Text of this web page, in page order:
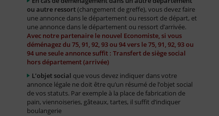
ou autre ressort(changement de greffe), vous devez faire
une annonce dans le département ou ressort de départ, et
une annonce dans le département ou ressort d’arrivée.
Avec notre partenaire le nouvel Economiste, si vous
déménagez du 75, 91, 92, 93 ou 94 vers le 75, 91, 92, 93 ou
94 une seule annonce suffit : Transfert de siège social
hors département (arrivée)
L’objet social que vous devez indiquer dans votre
annonce légale ne doit être qu’un résumé de l’objet social
de vos statuts. Par exemple à la place de fabrication de
pain, viennoiseries, gâteaux, tartes, il suffit d’indiquer
boulangerie